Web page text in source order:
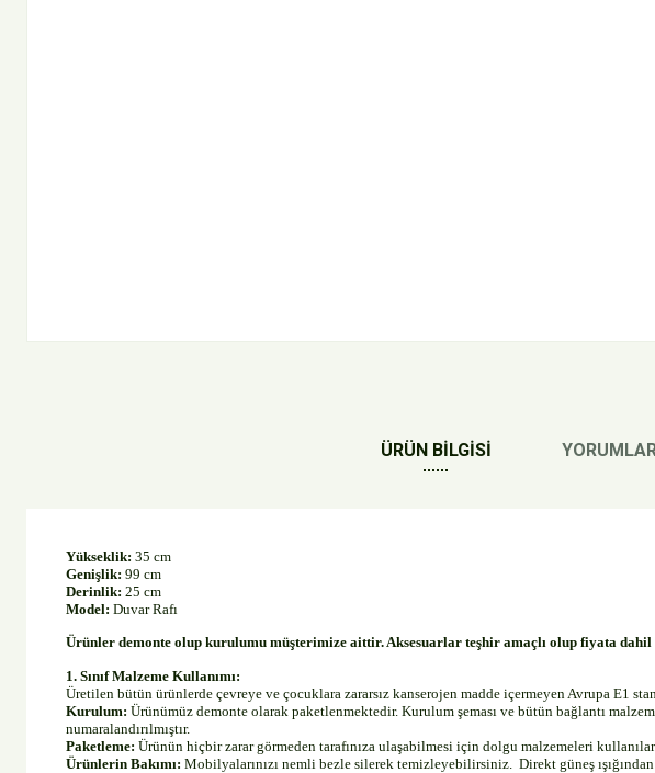
ÜRÜN BİLGİSİ
Yükseklik: 35 cm
Genişlik: 99 cm
Derinlik: 25 cm
Model: Duvar Rafı
Ürünler demonte olup kurulumu müşterimize aittir.Aksesuarlar teşhir amaçlı olup fiyata
1. Sınıf Malzeme Kullanımı:
Üretilen bütün ürünlerde çevreye ve çocuklara zararsız kanserojen madde içermeyen Avrupa E1
Kurulum: Ürünümüz demonte olarak paketlenmektedir. Kurulum şeması ve bütün bağlantı
numaralandırılmıştır.
Paketleme: Ürünün hiçbir zarar görmeden tarafınıza ulaşabilmesi için dolgu malzemeleri
Ürünlerin Bakımı: Mobilyalarınızı nemli bezle silerek temizleyebilirsiniz. Direkt güneş